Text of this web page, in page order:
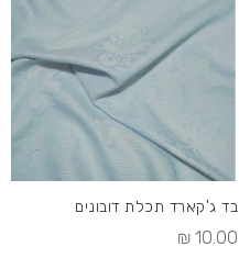
בד ג'קארד תכלת דובונים
10.00 ₪